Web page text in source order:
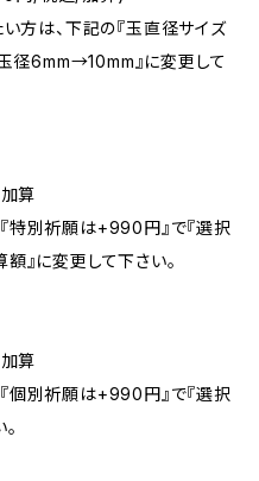
方は、下記の『玉直径サイズ
径6mm→10mm』に変更して
算
特別祈願は+990円』で『選択
』に変更して下さい。
算
個別祈願は+990円』で『選択